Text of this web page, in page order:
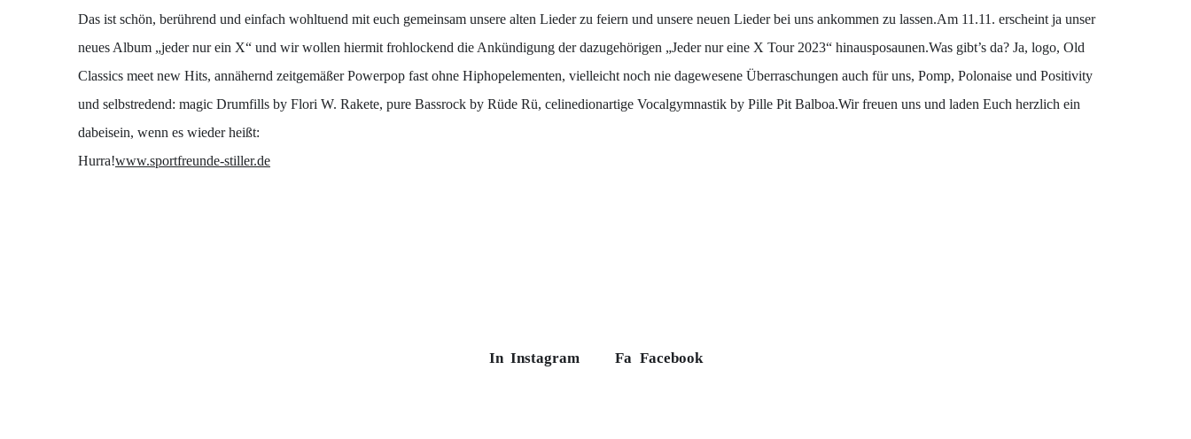
Das ist schön, berührend und einfach wohltuend mit euch gemeinsam unsere alten Lieder zu feiern und unsere neuen Lieder bei uns ankommen zu lassen.Am 11.11. erscheint ja unser
neues Album „jeder nur ein X“ und wir wollen hiermit frohlockend die Ankündigung der dazugehörigen „Jeder nur eine X Tour 2023“ hinausposaunen.Was gibt’s da? Ja, logo, Old
Classics meet new Hits, annähernd zeitgemäßer Powerpop fast ohne Hiphopelementen, vielleicht noch nie dagewesene Überraschungen auch für uns, Pomp, Polonaise und Positivity
und selbstredend: magic Drumfills by Flori W. Rakete, pure Bassrock by Rüde Rü, celinedionartige Vocalgymnastik by Pille Pit Balboa.Wir freuen uns und laden Euch herzlich ein
dabeisein, wenn es wieder heißt:
Hurra!www.sportfreunde-stiller.de
In Instagram Fa Facebook